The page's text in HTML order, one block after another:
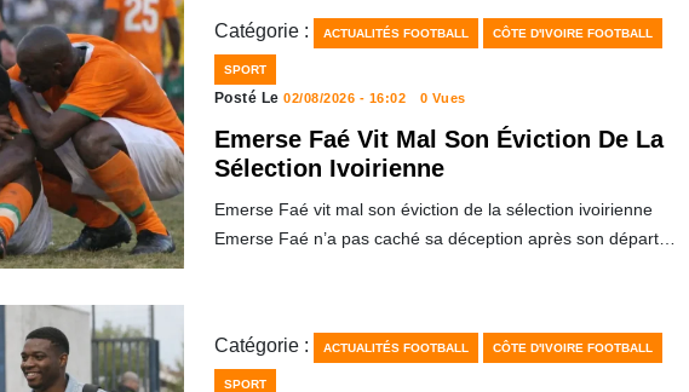
Catégorie : ACTUALITÉS FOOTBALL CÔTE D'IVOIRE FOOTBALL
SPORT
Posté Le02/08/2026 - 16:02 0 Vues
Emerse Faé Vit Mal Son Éviction De La
Sélection Ivoirienne
Emerse Faé vit mal son éviction de la sélection ivoirienne
Emerse Faé n’a pas caché sa déception après son départ…
Catégorie : ACTUALITÉS FOOTBALL CÔTE D'IVOIRE FOOTBALL
SPORT